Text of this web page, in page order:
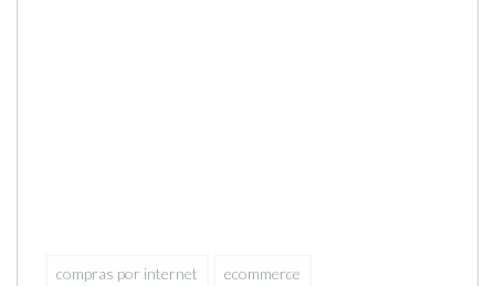
compras por internet ecommerce